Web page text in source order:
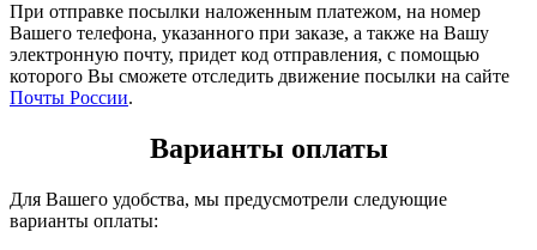
При отправке посылки наложенным платежом, на номер
Вашего телефона, указанного при заказе, а также на Вашу
электронную почту, придет код отправления, с помощью
которого Вы сможете отследить движение посылки на сайте
Почты России.
Варианты оплаты
Для Вашего удобства, мы предусмотрели следующие
варианты оплаты: